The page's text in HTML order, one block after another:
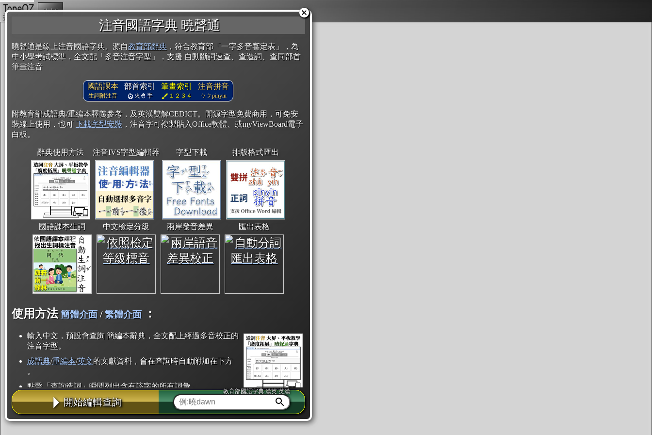
注音國語字典 曉聲通
曉聲通是線上注音國語字典。源自教育部辭典 ，符合教育部「一字多音審定表」，為
中小學考試標準，全文配「多音注音字型」，支援 自動斷詞速查、查造詞、查同部首
筆畫注音
國語課本
生詞附注音
部首索引
火 手
筆畫索引
１２３４
注音拼音
ㄅㄆpinyin
附教育部成語典/重編本釋義參考，及英漢雙解CEDICT。開源字型免費商用，可免安
裝線上使用，也可 下載字型安裝 ，注音字可複製貼入Office軟體、或myViewBoard電子
白板。
辭典使用方法 注音IVS字型編輯器 字型下載 排版格式匯出
國語課本生詞 中文檢定分級 兩岸發音差異 匯出表格
使用方法 簡體介面/繁體介面 ：
輸入中文，預設會查詢 簡編本辭典，全文配上經過多音校正的
注音字型。
成語典/重編本/英文的文獻資料，會在查詢時自動附加在下方
。
點擊「查詢造詞」瞬間列出含有該字的所有詞彙。
點「部首」瞬間列出所有「同部首字」。也支援查詢「同注音」或「同筆畫」。
辭典解釋的全文都經過自動斷詞，點擊便可瞬間「連續查詢」此字詞的解釋，不
用手動重複輸入。
開始編輯查詢
教育部國語字典·漢英·英漢
複製